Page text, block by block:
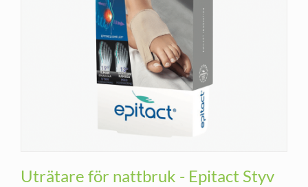
Uträtare för nattbruk - Epitact Styv